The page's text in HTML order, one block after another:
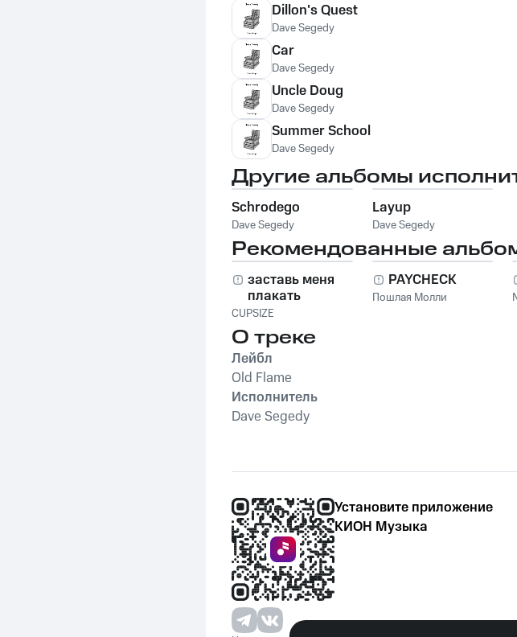
Dillon's Quest
Dave Segedy
Car
Dave Segedy
Uncle Doug
Dave Segedy
Summer School
Dave Segedy
Другие альбомы
Schrodego
Dave Segedy
Layup
Dave Segedy
Рекомендованные
заставь меня
плакать
CUPSIZE
PAYCHECK
Пошлая Молли
О треке
Лейбл
Old Flame
Исполнитель
Dave Segedy
Установите приложение
КИОН Музыка